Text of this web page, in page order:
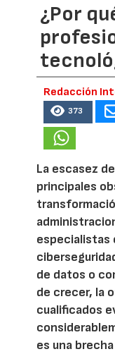
¿Por
Redacción
373
La escasez
principales
especialistas
de datos o
de crecer, la
cualificados
es una